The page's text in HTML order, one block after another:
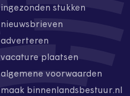
ingezonden stukken
nieuwsbrieven
adverteren
vacature plaatsen
algemene voorwaarden
maak binnenlandsbestuur.nl